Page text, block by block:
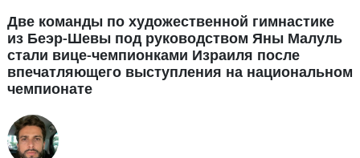
Две команды по художественной гимнастике
из Беэр-Шевы под руководством Яны Малуль
стали вице-чемпионками Израиля после
впечатляющего выступления на национальном
чемпионате